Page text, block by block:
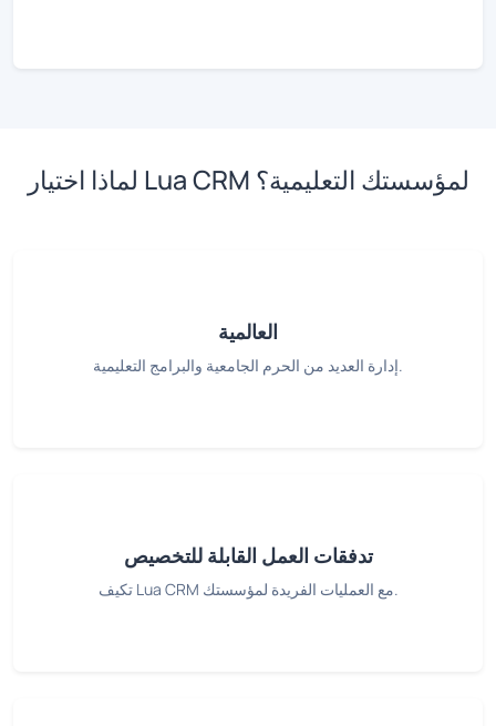
لماذا اختيار Lua CRM لمؤسستك التعليمية؟
العالمية
إدارة العديد من الحرم الجامعية والبرامج التعليمية.
تدفقات العمل القابلة للتخصيص
تكيف Lua CRM مع العمليات الفريدة لمؤسستك.